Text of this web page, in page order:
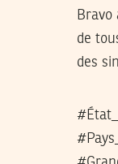
Bravo
de
des